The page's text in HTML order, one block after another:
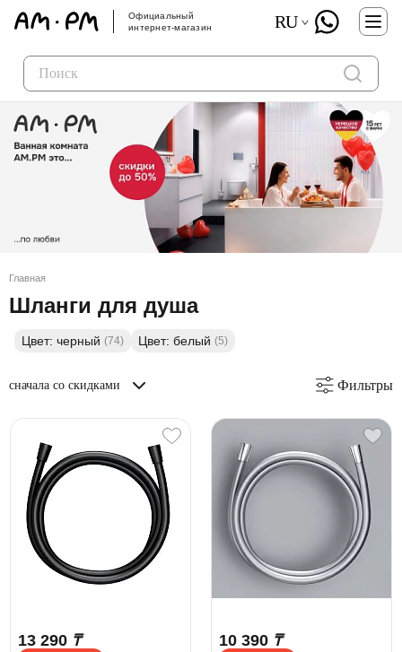
Официальный
интернет-магазин
RU
Главная
Шланги для душа
Цвет: черный (74) Цвет: белый (5)
сначала со скидками Фильтры
13 290 ₸ 10 390 ₸